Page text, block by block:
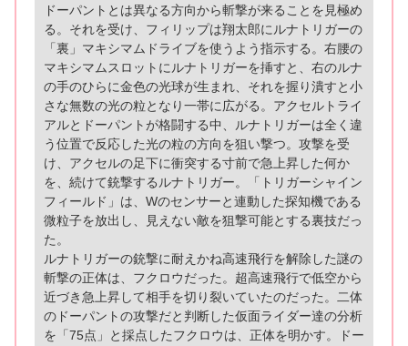
ドーパントとは異なる方向から斬撃が来ることを見極め
る。それを受け、フィリップは翔太郎にルナトリガーの
「裏」マキシマムドライブを使うよう指示する。右腰の
マキシマムスロットにルナトリガーを挿すと、右のルナ
の手のひらに金色の光球が生まれ、それを握り潰すと小
さな無数の光の粒となり一帯に広がる。アクセルトライ
アルとドーパントが格闘する中、ルナトリガーは全く違
う位置で反応した光の粒の方向を狙い撃つ。攻撃を受
け、アクセルの足下に衝突する寸前で急上昇した何か
を、続けて銃撃するルナトリガー。「トリガーシャイン
フィールド」は、Wのセンサーと連動した探知機である
微粒子を放出し、見えない敵を狙撃可能とする裏技だっ
た。
ルナトリガーの銃撃に耐えかね高速飛行を解除した謎の
斬撃の正体は、フクロウだった。超高速飛行で低空から
近づき急上昇して相手を切り裂いていたのだった。二体
のドーパントの攻撃だと判断した仮面ライダー達の分析
を「75点」と採点したフクロウは、正体を明かす。ドー